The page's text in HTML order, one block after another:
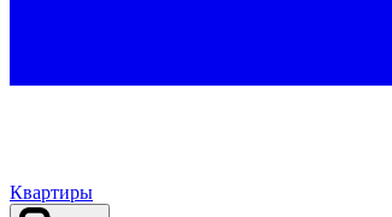
Квартиры